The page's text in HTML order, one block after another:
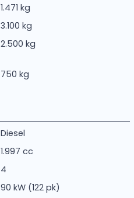
1.471 kg
3.100 kg
2.500 kg
750 kg
Diesel
1.997 cc
4
90 kW (122 pk)